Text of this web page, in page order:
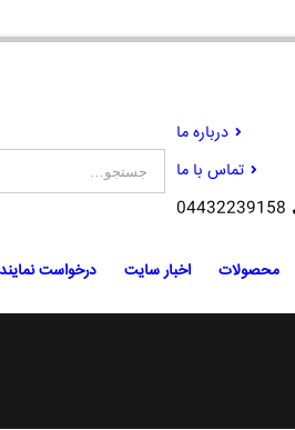
درباره ما
تماس با ما
04432239158
محصولات اخبار سایت درخواست